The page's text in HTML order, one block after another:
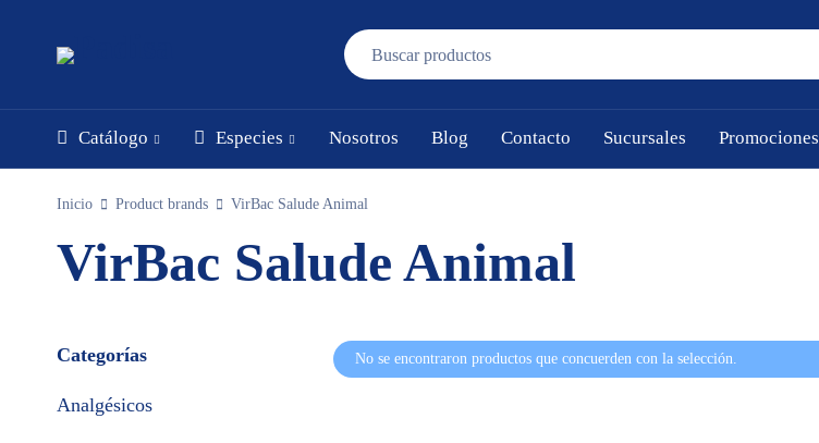
Catálogo Especies Nosotros Blog Contacto Sucursales Promociones
Inicio Product brands VirBac Salude Animal
VirBac Salude Animal
Categorías
Analgésicos
No se encontraron productos que concuerden con la selección.